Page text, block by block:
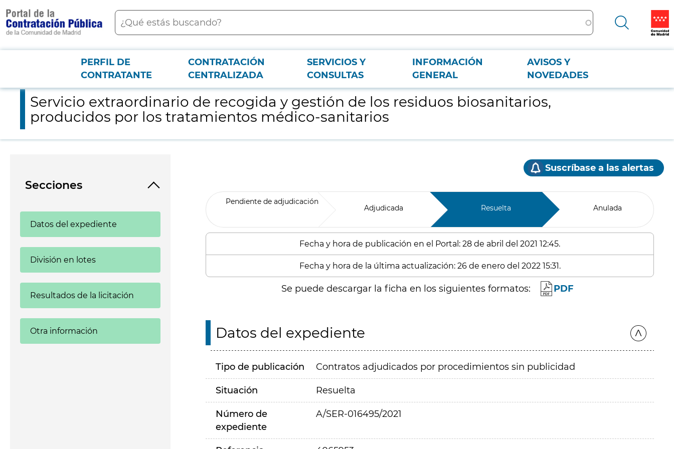
contenido
principal
Buscar
Menú PCON
PERFIL DE
CONTRATANTE
CONTRATACIÓN
CENTRALIZADA
SERVICIOS Y
CONSULTAS
INFORMACIÓN
GENERAL
AVISOS Y
NOVEDADES
Servicio extraordinario de recogida y gestión de los residuos biosanitarios, producidos por los tratamientos médico-sanitarios
Servicio extraordinario de recogida y gestión de los residuos biosanitarios,
producidos por los tratamientos médico-sanitarios
Secciones
Datos del expediente
División en lotes
Resultados de la licitación
Otra información
Suscríbase a las alertas
Pendiente de adjudicación
Adjudicada Resuelta Anulada
Fecha y hora de publicación en el Portal: 28 de abril del 2021 12:45.
Fecha y hora de la última actualización: 26 de enero del 2022 15:31.
Se puede descargar la ficha en los siguientes formatos: PDF
Datos del expediente
Tipo de publicación Contratos adjudicados por procedimientos sin publicidad
Situación Resuelta
Número de
expediente
A/SER-016495/2021